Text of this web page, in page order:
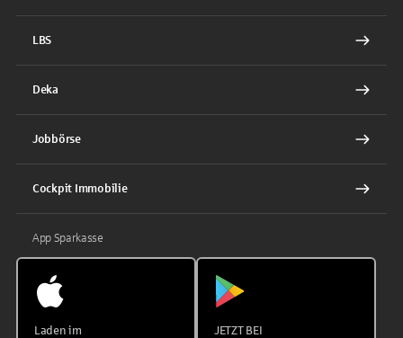
LBS
Deka
Jobbörse
Cockpit Immobilie
App Sparkasse
Laden im JETZT BEI